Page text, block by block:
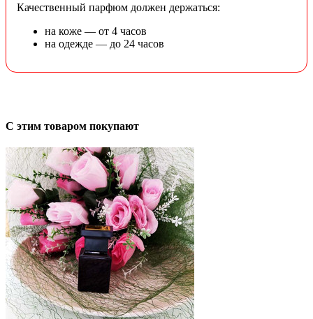
Качественный парфюм должен держаться:
на коже — от 4 часов
на одежде — до 24 часов
С этим товаром покупают